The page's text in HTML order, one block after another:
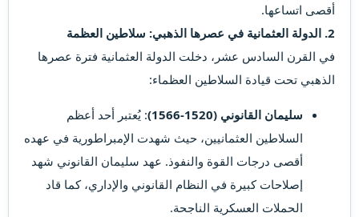
أقصى اتساعها.
2. الدولة العثمانية في عصرها الذهبي: سلاطين العظمة
في القرن السادس عشر، دخلت الدولة العثمانية فترة عصرها
الذهبي تحت قيادة السلاطين العظماء:
سليمان القانوني (1520-1566)
: يُعتبر أحد أعظم
السلاطين العثمانيين، حيث شهدت الإمبراطورية في عهده
أقصى درجات القوة والنفوذ. عهد سليمان القانوني شهد
إصلاحات كبيرة في النظام القانوني والإداري، كما قاد
الحملات العسكرية الناجحة.